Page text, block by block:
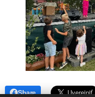
Share